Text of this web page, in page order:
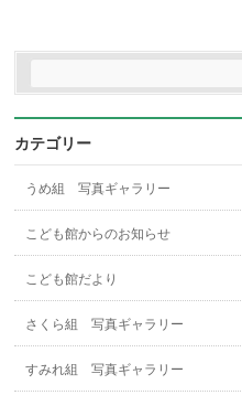
カテゴリー
うめ組 写真ギャラリー
こども館からのお知らせ
こども館だより
さくら組 写真ギャラリー
すみれ組 写真ギャラリー